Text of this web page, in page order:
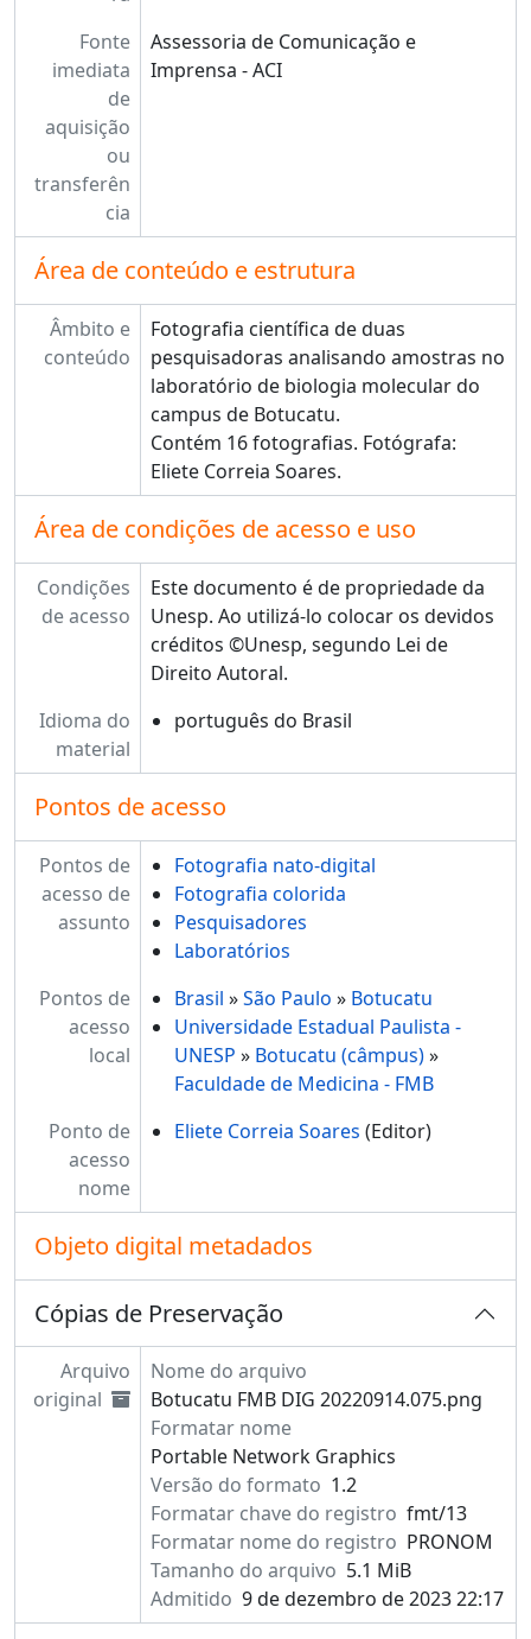
Fonte
imediata
de
aquisição
ou
transferên
cia
Assessoria de Comunicação e
Imprensa - ACI
Área de conteúdo e estrutura
Âmbito e
conteúdo
Fotografia científica de duas
pesquisadoras analisando amostras no
laboratório de biologia molecular do
campus de Botucatu.
Contém 16 fotografias. Fotógrafa:
Eliete Correia Soares.
Área de condições de acesso e uso
Condições
de acesso
Este documento é de propriedade da
Unesp. Ao utilizá-lo colocar os devidos
créditos ©Unesp, segundo Lei de
Direito Autoral.
Idioma do
material
português do Brasil
Pontos de acesso
Pontos de
acesso de
assunto
Fotografia nato-digital
Fotografia colorida
Pesquisadores
Laboratórios
Pontos de
acesso
local
Brasil »São Paulo » Botucatu
Universidade Estadual Paulista -
UNESP » Botucatu (câmpus)»
Faculdade de Medicina - FMB
Ponto de
acesso
nome
Eliete Correia Soares (Editor)
Objeto digital metadados
Cópias de Preservação
Arquivo
original
Nome do arquivo
Botucatu FMB DIG 20220914.075.png
Formatar nome
Portable Network Graphics
Versão do formato 1.2
Formatar chave do registro fmt/13
Formatar nome do registro PRONOM
Tamanho do arquivo 5.1 MiB
Admitido 9 de dezembro de 2023 22:17